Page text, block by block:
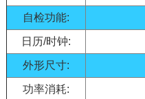
自检功能:
日历/时钟:
外形尺寸:
功率消耗: